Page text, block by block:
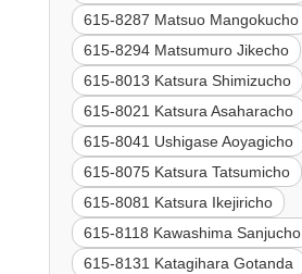
615-8287 Matsuo Mangokucho
615-8294 Matsumuro Jikecho
615-8013 Katsura Shimizucho
615-8021 Katsura Asaharacho
615-8041 Ushigase Aoyagicho
615-8075 Katsura Tatsumicho
615-8081 Katsura Ikejiricho
615-8118 Kawashima Sanjucho
615-8131 Katagihara Gotanda